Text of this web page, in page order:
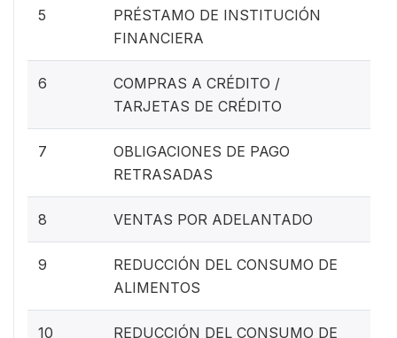
5
PRÉSTAMO DE INSTITUCIÓN
FINANCIERA
6
COMPRAS A CRÉDITO /
TARJETAS DE CRÉDITO
7
OBLIGACIONES DE PAGO
RETRASADAS
8 VENTAS POR ADELANTADO
9
REDUCCIÓN DEL CONSUMO DE
ALIMENTOS
10
REDUCCIÓN DEL CONSUMO DE